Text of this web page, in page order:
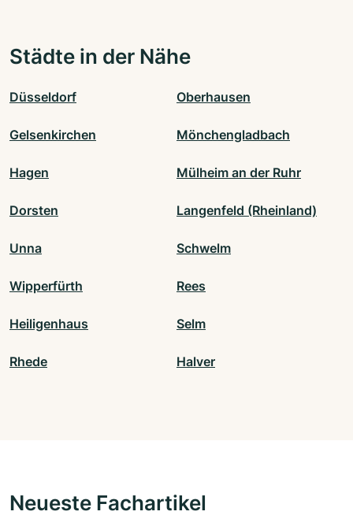
Städte in der Nähe
Düsseldorf Oberhausen
Gelsenkirchen Mönchengladbach
Hagen Mülheim an der Ruhr
Dorsten Langenfeld (Rheinland)
Unna Schwelm
Wipperfürth Rees
Heiligenhaus Selm
Rhede Halver
Neueste Fachartikel